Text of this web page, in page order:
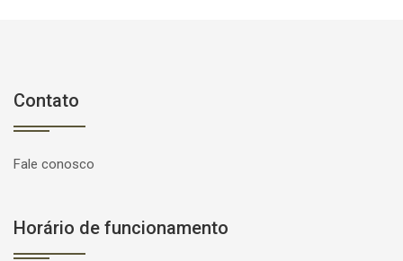
Contato
Fale conosco
Horário de funcionamento